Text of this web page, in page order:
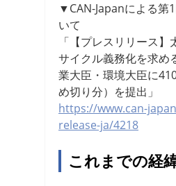
▼CAN-Japanによる第
いて
「【プレスリリース】
サイクル義務化を求め
業大臣・環境大臣に
め切り分）を提出」
https://www.can-
release-ja/4218
これまでの経